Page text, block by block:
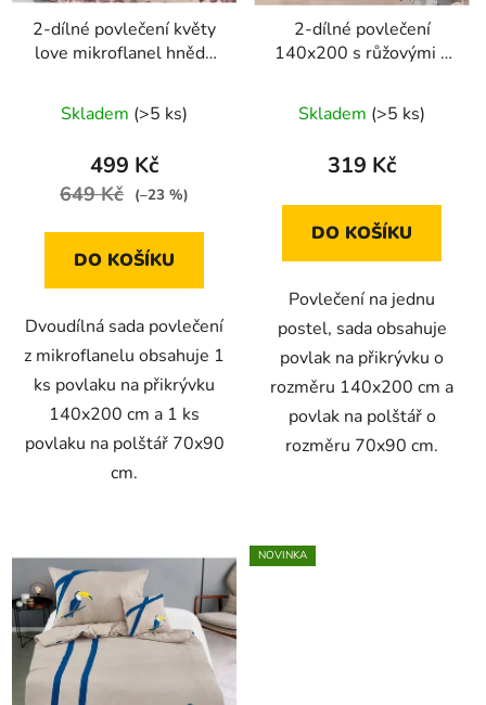
2-dílné povlečení květy
love mikroflanel hnědá
postel
Skladem (>5 ks)
499 Kč
649 Kč (–23 %)
DO KOŠÍKU
Dvoudílná sada povlečení
z mikroflanelu obsahuje 1
ks povlaku na přikrývku
140x200 cm a 1 ks
povlaku na polštář 70x90
cm.
2-dílné povlečení
140x200 s růžovými a
tmavošedém podladu
Skladem (>5 ks)
319 Kč
DO KOŠÍKU
Povlečení na jednu
postel, sada obsahuje
povlak na přikrývku o
rozměru 140x200 cm a
povlak na polštář o
rozměru 70x90 cm.
NOVINKA